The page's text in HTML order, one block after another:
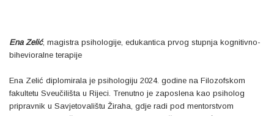
Ena Zelić, magistra psihologije, edukantica prvog stupnja kognitivno-
bihevioralne terapije
Ena Zelić diplomirala je psihologiju 2024. godine na Filozofskom
fakultetu Sveučilišta u Rijeci. Trenutno je zaposlena kao psiholog
pripravnik u Savjetovalištu Žiraha, gdje radi pod mentorstvom